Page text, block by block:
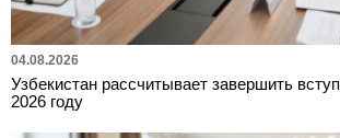
04.08.2026
Узбекистан рассчитывает завершить
2026 году